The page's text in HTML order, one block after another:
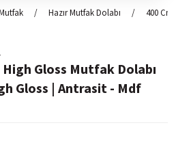
Hazır Mutfak Dolabı 400 Cm
Gloss Mutfak Dolabı
Gloss | Antrasit - Mdf